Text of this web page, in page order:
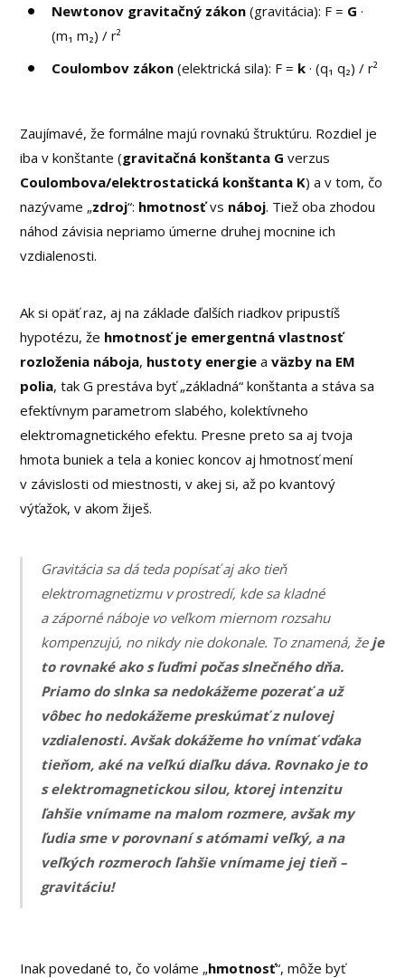
Newtonov gravitačný zákon (gravitácia): F = G ·
(m₁ m₂) / r²
Coulombov zákon (elektrická sila): F = k· (q₁ q₂) / r²
Zaujímavé, že formálne majú rovnakú štruktúru. Rozdiel je
iba v konštante (gravitačná konštanta G verzus
Coulombova/elektrostatická konštanta K) a v tom, čo
nazývame „zdroj“: hmotnosťvs náboj. Tiež oba zhodou
náhod závisia nepriamo úmerne druhej mocnine ich
vzdialenosti.
Ak si opäť raz, aj na základe ďalších riadkov pripustíš
hypotézu, že hmotnosť je emergentná vlastnosť
rozloženia náboja, hustoty energie aväzby na EM
polia, tak G prestáva byť „základná“ konštanta a stáva sa
efektívnym parametrom slabého, kolektívneho
elektromagnetického efektu. Presne preto sa aj tvoja
hmota buniek a tela a koniec koncov aj hmotnosť mení
v závislosti od miestnosti, v akej si, až po kvantový
výťažok, v akom žiješ.
Gravitácia sa dá teda popísať aj ako tieň
elektromagnetizmu v prostredí, kde sa kladné
a záporné náboje vo veľkom miernom rozsahu
kompenzujú, no nikdy nie dokonale. To znamená, žeje
to rovnaké ako s ľuďmi počas slnečného dňa.
Priamo do slnka sa nedokážeme pozerať a už
vôbec ho nedokážeme preskúmať z nulovej
vzdialenosti. Avšak dokážeme ho vnímať vďaka
tieňom, aké na veľkú diaľku dáva. Rovnako je to
s elektromagnetickou silou, ktorej intenzitu
ľahšie vnímame na malom rozmere, avšak my
ľudia sme v porovnaní s atómami veľký, a na
veľkých rozmeroch ľahšie vnímame jej tieň –
gravitáciu!
Inak povedané to, čo voláme „hmotnosť“, môže byť